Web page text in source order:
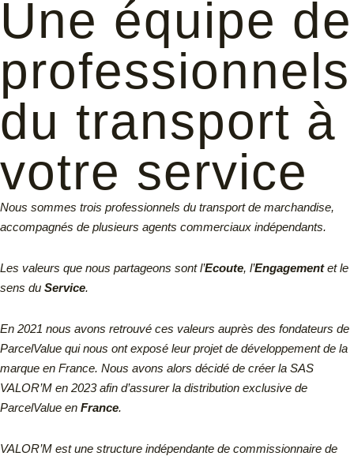
Une équipe de
professionnels
du transport à
votre service
Nous sommes trois professionnels du transport de marchandise,
accompagnés de plusieurs agents commerciaux indépendants.
Les valeurs que nous partageons sont l’Ecoute, l’Engagementet le
sens du Service.
En 2021 nous avons retrouvé ces valeurs auprès des fondateurs de
ParcelValue qui nous ont exposé leur projet de développement de la
marque en France. Nous avons alors décidé de créer la SAS
VALOR’M en 2023 afin d’assurer la distribution exclusive de
ParcelValue en France.
VALOR’M est une structure indépendante de commissionnaire de